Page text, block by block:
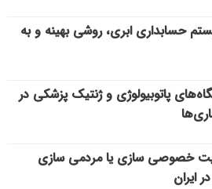
حسابداری ابری، روشی بهینه و به
پاتوبیولوژی و ژنتیک پزشکی در
خصوصی سازی یا مردمی سازی
ایران